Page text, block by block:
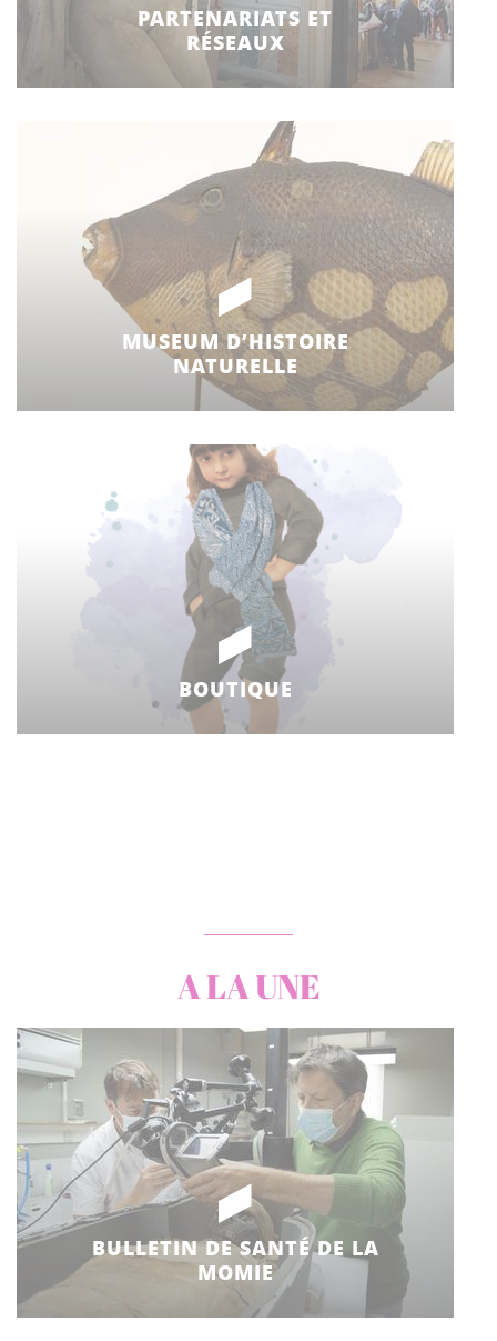
PARTENARIATS ET
RÉSEAUX
MUSEUM D’HISTOIRE
NATURELLE
BOUTIQUE
A LA UNE
BULLETIN DE SANTÉ DE LA
MOMIE